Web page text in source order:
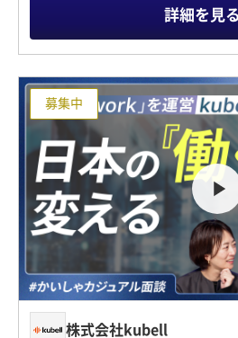
詳細を見る
募集中
株式会社kubell